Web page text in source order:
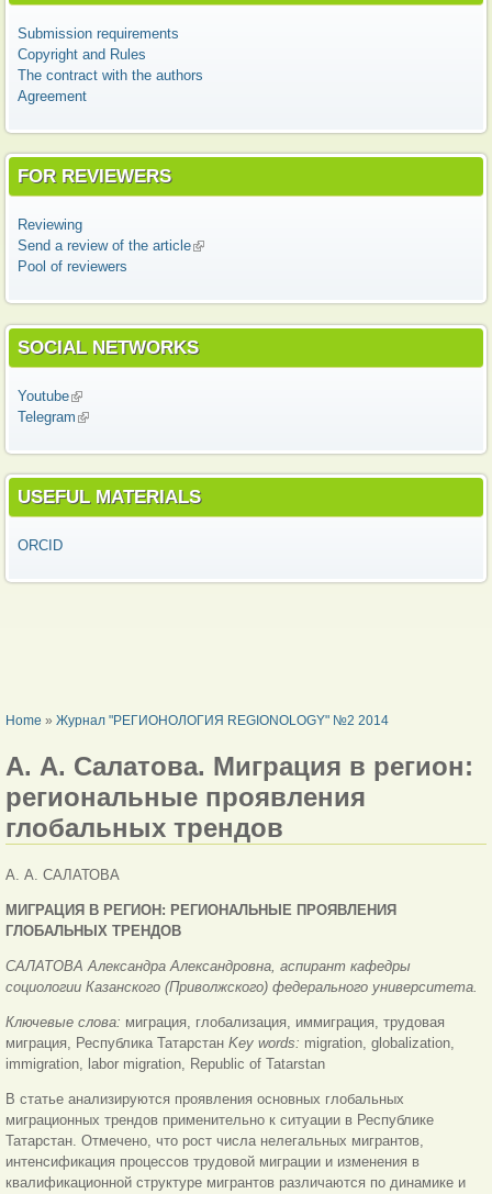
Submission requirements
Copyright and Rules
The contract with the authors
Agreement
FOR REVIEWERS
Reviewing
Send a review of the article(link is external)
Pool of reviewers
SOCIAL NETWORKS
Youtube(link is external)
Telegram (link is external)
USEFUL MATERIALS
ORCID
YOU ARE HERE
Home » Журнал "РЕГИОНОЛОГИЯ REGIONOLOGY" №2 2014
А. А. Салатова. Миграция в регион:
региональные проявления
глобальных трендов
А. А. САЛАТОВА
МИГРАЦИЯ В РЕГИОН: РЕГИОНАЛЬНЫЕ ПРОЯВЛЕНИЯ
ГЛОБАЛЬНЫХ ТРЕНДОВ
САЛАТОВА Александра Александровна, аспирант кафедры
социологии Казанского (Приволжского) федерального университета.
Ключевые слова: миграция, глобализация, иммиграция, трудовая
миграция, Республика Татарстан Key words: migration, globalization,
immigration, labor migration, Republic of Tatarstan
В статье анализируются проявления основных глобальных
миграционных трендов применительно к ситуации в Республике
Татарстан. Отмечено, что рост числа нелегальных мигрантов,
интенсификация процессов трудовой миграции и изменения в
квалификационной структуре мигрантов различаются по динамике и